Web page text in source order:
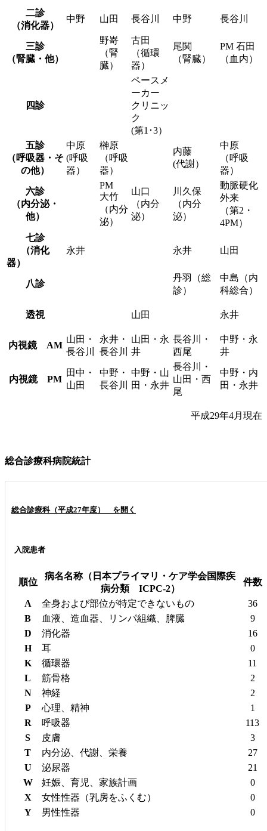
二診
（消化器）
中野 山田 長谷川 中野 長谷川
三診
（腎臓・他）
野嵜
（腎
臓）
古田
（循環
器）
尾関
（腎臓）
PM 石田
（血内）
四診
ペースメ
ーカー
クリニッ
ク
(第1･3）
五診
（呼吸器・そ
の他）
中原
(呼吸
器）
榊原
（呼吸
器）
内藤
(代謝）
中原
（呼吸
器）
六診
（内分泌・
他）
PM
大竹
（内分
泌）
山口
（内分
泌）
川久保
（内分
泌）
動脈硬化
外来
（第2・
4PM）
七診
（消化
器）
永井 永井 山田
八診
丹羽（総
診）
中島（内
科総合）
透視 山田 永井
内視鏡 AM
山田・
長谷川
永井・
長谷川
山田・永
井
長谷川・
西尾
中野・永
井
内視鏡 PM
田中・
山田
中野・
長谷川
中野・山
田・永井
長谷川・
山田・西
尾
中野・内
田・永井
平成29年4月現在
総合診療科病院統計
総合診療科（平成27年度） を開く
入院患者
順位
病名名称（日本プライマリ・ケア学会国際疾
病分類 ICPC-2）
件数
A 全身および部位が特定できないもの
36
B
血液、造血器、リンパ組織、脾臓
9
D
消化器
16
H
耳
0
K
循環器
11
L
筋骨格
2
N
神経
2
P
心理、精神
1
R
呼吸器
113
S
皮膚
3
T
内分泌、代謝、栄養
27
U
泌尿器
21
W
妊娠、育児、家族計画
0
X
女性性器（乳房をふくむ）
0
Y
男性性器 0